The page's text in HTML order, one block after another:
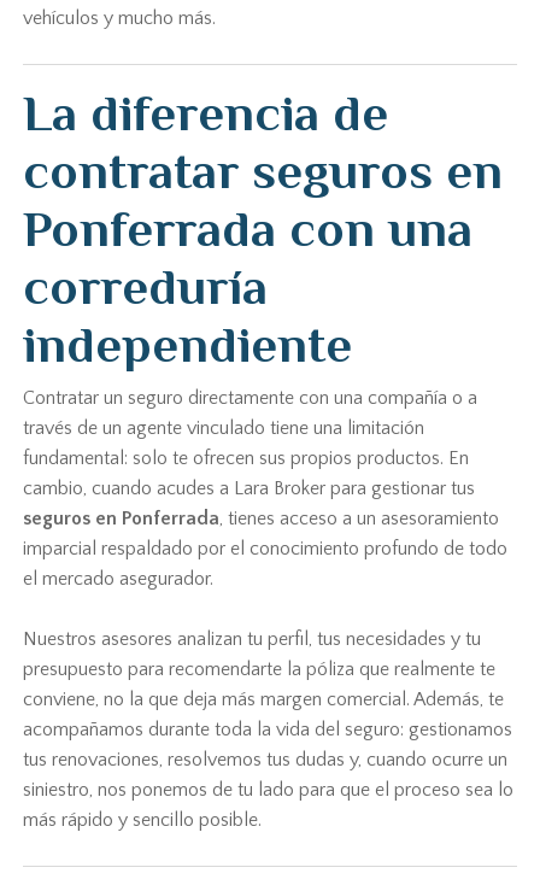
vehículos y mucho más.
La diferencia de
contratar seguros en
Ponferrada con una
correduría
independiente
Contratar un seguro directamente con una compañía o a
través de un agente vinculado tiene una limitación
fundamental: solo te ofrecen sus propios productos. En
cambio, cuando acudes a Lara Broker para gestionar tus
seguros en Ponferrada, tienes acceso a un asesoramiento
imparcial respaldado por el conocimiento profundo de todo
el mercado asegurador.
Nuestros asesores analizan tu perfil, tus necesidades y tu
presupuesto para recomendarte la póliza que realmente te
conviene, no la que deja más margen comercial. Además, te
acompañamos durante toda la vida del seguro: gestionamos
tus renovaciones, resolvemos tus dudas y, cuando ocurre un
siniestro, nos ponemos de tu lado para que el proceso sea lo
más rápido y sencillo posible.